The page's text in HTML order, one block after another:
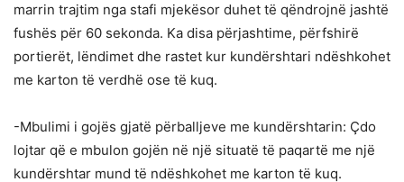
marrin trajtim nga stafi mjekësor duhet të qëndrojnë jashtë
fushës për 60 sekonda. Ka disa përjashtime, përfshirë
portierët, lëndimet dhe rastet kur kundërshtari ndëshkohet
me karton të verdhë ose të kuq.
-Mbulimi i gojës gjatë përballjeve me kundërshtarin: Çdo
lojtar që e mbulon gojën në një situatë të paqartë me një
kundërshtar mund të ndëshkohet me karton të kuq.